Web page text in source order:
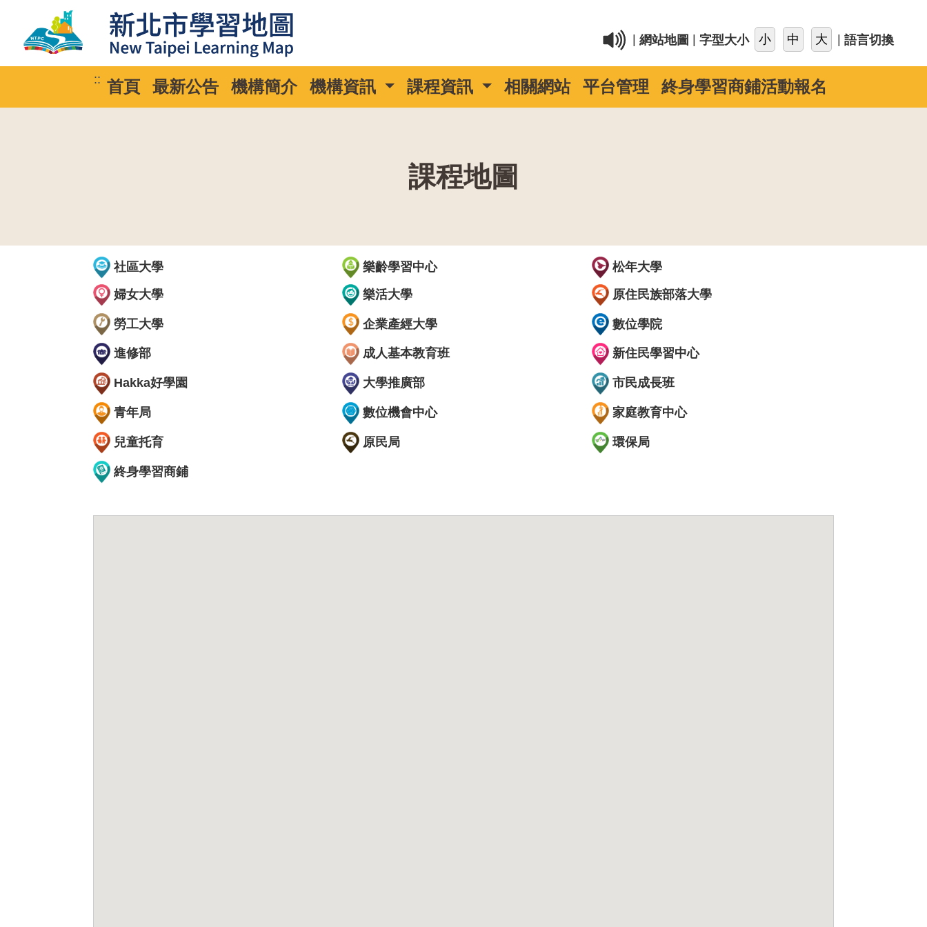
網站地圖 字型大小 語言切換
:: 首頁 最新公告 機構簡介 機構資訊 課程資訊 相關網站 平台管理 終身學習商鋪活動報名
課程地圖
社區大學
樂齡學習中心
松年大學
婦女大學
樂活大學 原住民族部落大學
勞工大學 企業產經大學 數位學院
進修部 成人基本教育班 新住民學習中心
Hakka好學園 大學推廣部 市民成長班
青年局 數位機會中心 家庭教育中心
兒童托育 原民局 環保局
終身學習商鋪